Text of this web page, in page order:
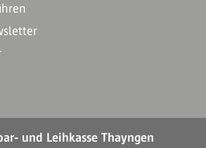
und Leihkasse Thayngen